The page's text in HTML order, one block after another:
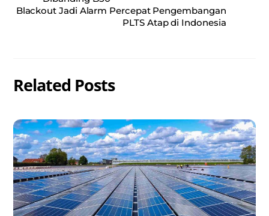
Blackout Jadi Alarm Percepat Pengembangan
PLTS Atap di Indonesia
Related Posts